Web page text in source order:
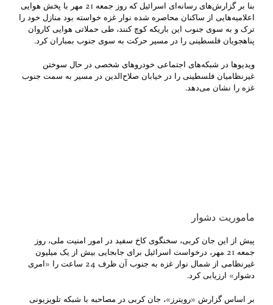
بنا بر گزارش‌های رسانه‌ای اسرائیل که روز جمعه 21 مهر با پخش‌ هوایی
اعلامیه‌هایی از ساکنان محاصره شده نوار غزه خواسته بود منازل خود را
ترک و به سوی جنوب این باریکه کوچ کنند، طی حملاتی هوایی کاروان
پناهجویان فلسطینی را در مسیر حرکت به سوی جنوب بمباران کرد.
ویدیوها در شبکه‌های اجتماعی خودروهای شخصی در حال سوختن
غیرنظامیان فلسطینی را در خیابان صلاح‌الدین در مسیر به سمت جنوب
غزه را نشان می‌دهد.
ماموریت دشوار
پیش از این جان کربی، سخنگوی کاخ سفید در امور امنیت ملی، روز
جمعه 21 مهر، درخواست اسرائیل برای جابجایی بیش از یک میلیون
غیرنظامی از شمال نوار غزه به جنوب آن ظرف 24 ساعت را «امری
دشوار» ارزیابی کرد.
بر اساس گزارش «رویترز»، جان کربی در مصاحبه با شبکه تلویزیونی